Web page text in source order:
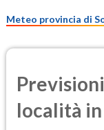
Meteo provincia di
località